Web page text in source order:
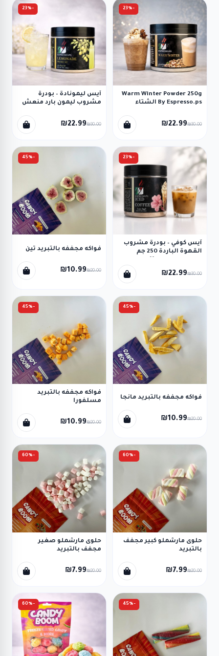
-23%
Warm Winter Powder 250g
By Espresso.ps الشتاء
₪22.99₪30.00
-23%
آيس ليمونادة – بودرة
مشروب ليمون بارد منعش
Lemonade Powder
₪22.99₪30.00
-23%
آيس كوفي – بودرة مشروب
القهوة الباردة 250 جم
Powder
₪22.99₪30.00
-45%
فواكه مجففه بالتبريد تين
₪10.99₪20.00
-45%
فواكه مجففه بالتبريد مانجا
₪10.99₪20.00
-45%
فواكه مجففه بالتبريد
مسلفورا
₪10.99₪20.00
-60%
حلوى مارشملو كبير مجفف
بالتبريد
₪7.99₪20.00
-60%
حلوى مارشملو صغير
مجفف بالتبريد
₪7.99₪20.00
-45%
-60%